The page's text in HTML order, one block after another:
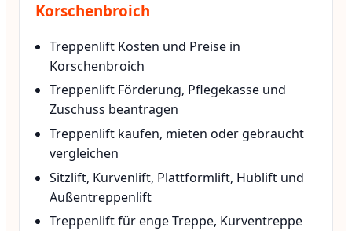
Korschenbroich
Treppenlift Kosten und Preise in
Korschenbroich
Treppenlift Förderung, Pflegekasse und
Zuschuss beantragen
Treppenlift kaufen, mieten oder gebraucht
vergleichen
Sitzlift, Kurvenlift, Plattformlift, Hublift und
Außentreppenlift
Treppenlift für enge Treppe, Kurventreppe